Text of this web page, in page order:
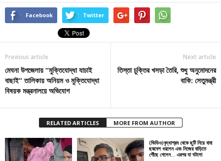
Facebook Twitter
Previous article
মেঘনা উপজেলায় “মুক্তিযোদ্ধা যাচাই
বাছাই” তালিকায় অনিয়ম ও মুক্তিযোদ্ধা
বিষয়ক মন্ত্রনালয়ে অভিযোগ
Next article
তিস্তা চুক্তির খসড়া তৈরি, শুধু অনুমোদনের
বাকি: সেতুমন্ত্রী
RELATED ARTICLES MORE FROM AUTHOR
(ভিডিও)বৃদ্ধাশ্রম থেকে ছুটি নিয়ে বাবা
ছদ্মবেশ ধরলেন এবং নিজের বাড়িতে
পৌঁছে গেলেন… এরপর যা ঘটলো